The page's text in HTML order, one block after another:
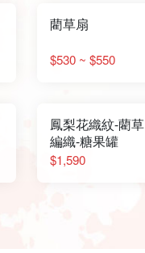
藺草扇
$530 ~ $550
鳳梨花織紋-藺草
編織-糖果罐
$1,590